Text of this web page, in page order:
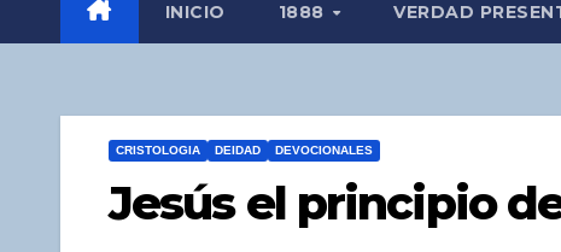
INICIO 1888 VERDAD
CRISTOLOGIA DEIDAD DEVOCIONALES
Jesús el principio